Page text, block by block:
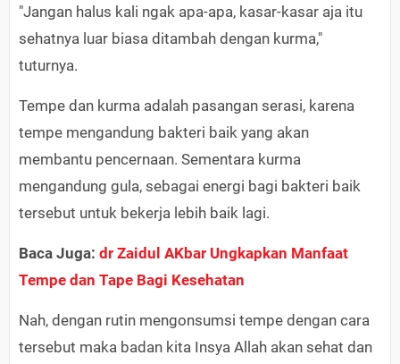
"Jangan halus kali ngak apa-apa, kasar-kasar aja itu
sehatnya luar biasa ditambah dengan kurma,"
tuturnya.
Tempe dan kurma adalah pasangan serasi, karena
tempe mengandung bakteri baik yang akan
membantu pencernaan. Sementara kurma
mengandung gula, sebagai energi bagi bakteri baik
tersebut untuk bekerja lebih baik lagi.
Baca Juga: dr Zaidul AKbar Ungkapkan Manfaat
Tempe dan Tape Bagi Kesehatan
Nah, dengan rutin mengonsumsi tempe dengan cara
tersebut maka badan kita Insya Allah akan sehat dan